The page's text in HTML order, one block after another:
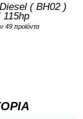
( BH02 )
115hp
49 προϊόντα